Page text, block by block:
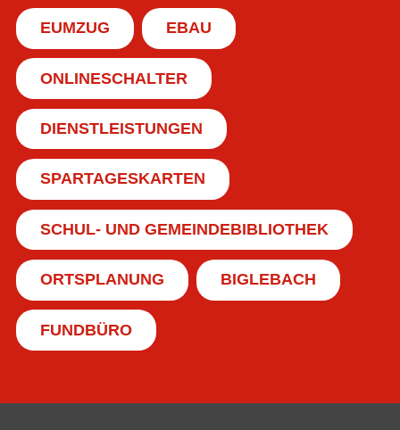
EUMZUG EBAU
ONLINESCHALTER
DIENSTLEISTUNGEN
SPARTAGESKARTEN
SCHUL- UND GEMEINDEBIBLIOTHEK
ORTSPLANUNG BIGLEBACH
FUNDBÜRO